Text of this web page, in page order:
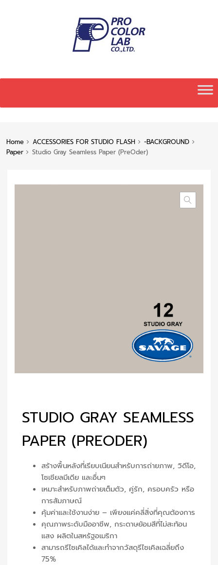
content
Home ACCESSORIES FOR STUDIO FLASH
-BACKGROUND
Paper
Studio Gray Seamless Paper (PreOder)
STUDIO GRAY SEAMLESS
PAPER (PREODER)
สร้างพื้นหลังที่เรียบเนียนสำหรับการถ่ายภาพ, วิดีโอ,
โซเชียลมีเดีย และอื่นๆ
เหมาะสำหรับภาพถ่ายเต็มตัว, คู่รัก, ครอบครัว หรือ
การสัมภาษณ์
คุ้มค่าและใช้งานง่าย – เพียงแค่คลี่สิ่งที่คุณต้องการ
คุณภาพระดับมืออาชีพ, กระดาษย้อมสีที่ไม่สะท้อน
แสง ผลิตในสหรัฐอเมริกา
สามารถรีไซเคิลได้และทำจากวัสดุรีไซเคิลเฉลี่ยถึง
75%